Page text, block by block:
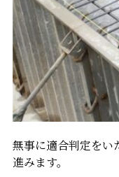
無事に適合判定をい
進みます。